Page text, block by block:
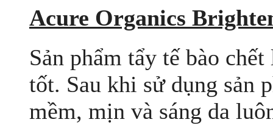
Acure Organics
Sản phẩm tẩy tế bào
tốt. Sau khi sử dụng sản
mềm, mịn và sáng da